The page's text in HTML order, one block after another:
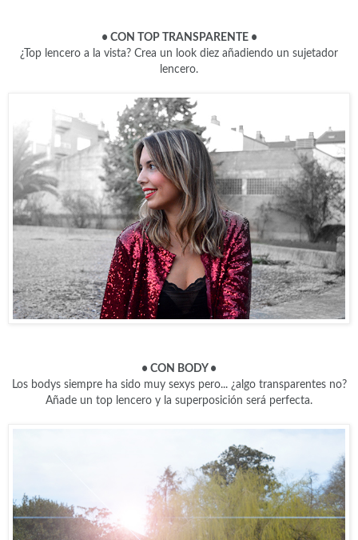
• CON TOP TRANSPARENTE •
¿Top lencero a la vista? Crea un look diez añadiendo un sujetador
lencero.
• CON BODY •
Los bodys siempre ha sido muy sexys pero... ¿algo transparentes no?
Añade un top lencero y la superposición será perfecta.